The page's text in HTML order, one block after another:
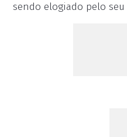
sendo elogiado pelo